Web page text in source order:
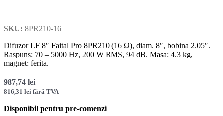
SKU: 8PR210-16
Difuzor LF 8″ Faital Pro 8PR210 (16 Ω), diam. 8″, bobina 2.05″.
Raspuns: 70 – 5000 Hz, 200 W RMS, 94 dB. Masa: 4.3 kg,
magnet: ferita.
987,74 lei
816,31 lei fără TVA
Disponibil pentru pre-comenzi